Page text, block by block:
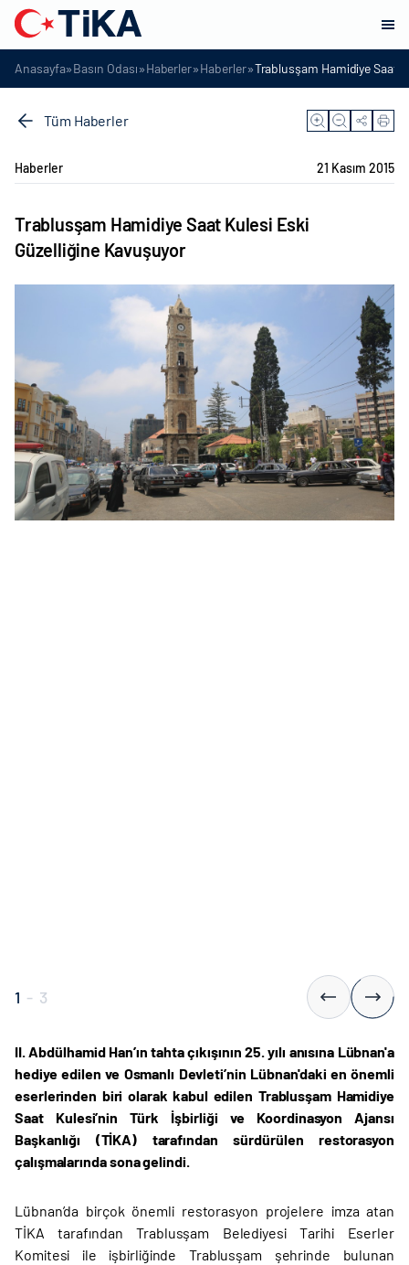
Anasayfa»Basın Odası»Haberler»Haberler»Trablusşam Hamidiye Saat
Tüm Haberler
Haberler 21 Kasım 2015
Trablusşam Hamidiye Saat Kulesi Eski
Güzelliğine Kavuşuyor
1 - 3
II. Abdülhamid Han’ın tahta çıkışının 25. yılı anısına Lübnan'a
hediye edilen ve Osmanlı Devleti’nin Lübnan'daki en önemli
eserlerinden biri olarak kabul edilen Trablusşam Hamidiye
Saat Kulesi’nin Türk İşbirliği ve Koordinasyon Ajansı
Başkanlığı (TİKA) tarafından sürdürülen restorasyon
çalışmalarında sona gelindi.
Lübnan’da birçok önemli restorasyon projelere imza atan
TİKA tarafından Trablusşam Belediyesi Tarihi Eserler
Komitesi ile işbirliğinde Trablusşam şehrinde bulunan